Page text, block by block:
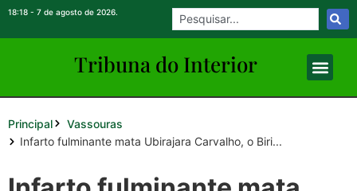
18:18 - 7 de agosto de 2026.
Tribuna do Interior
Principal
Vassouras
Infarto fulminante mata Ubirajara Carvalho, o Biri...